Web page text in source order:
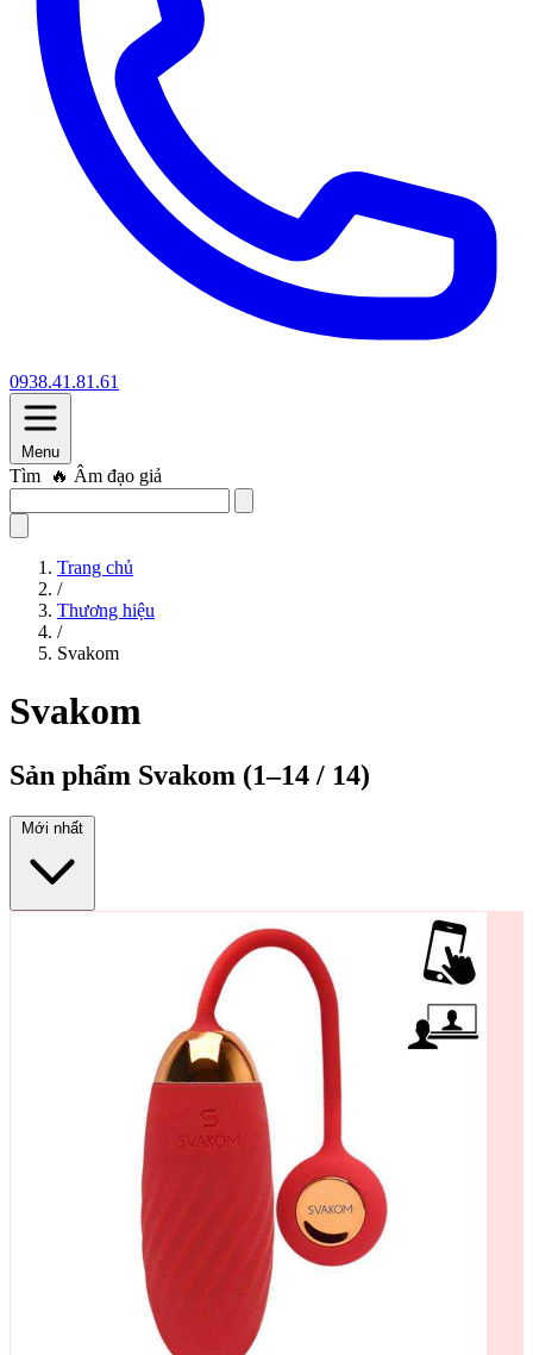
0938.41.81.61
Menu
Tìm 🔥 Âm đạo giả
Trang chủ
/
Thương hiệu
/
Svakom
Svakom
Sản phẩm Svakom (1–14 / 14)
Mới nhất